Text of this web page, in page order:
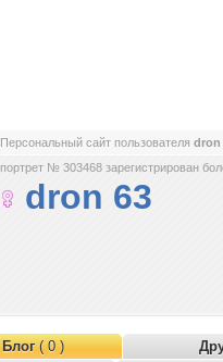
Персональный сайт пользователя
портрет № 303468 зарегистрирован
dron 63
Блог( 0 )